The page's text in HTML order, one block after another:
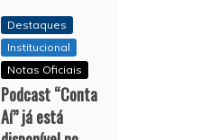
Destaques
Institucional
Notas Oficiais
Podcast “Conta
Aí” já está